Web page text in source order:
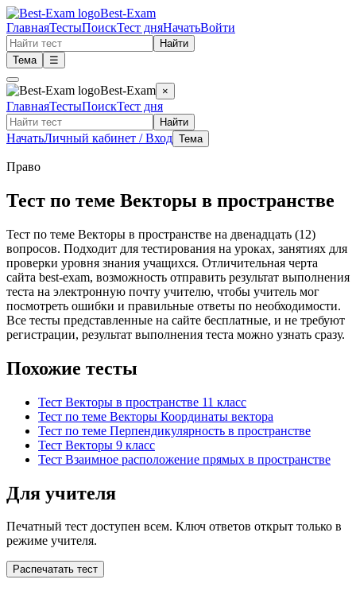
Best-Exam
ГлавнаяТестыПоискТест дняНачатьВойти
Найти
Тема
☰
Best-Exam ×
ГлавнаяТестыПоискТест дня
Найти
НачатьЛичный кабинет / Вход Тема
Право
Тест по теме Векторы в пространстве
Тест по теме Векторы в пространстве на двенадцать (12)
вопросов. Подходит для тестирования на уроках, занятиях для
проверки уровня знания учащихся. Отличительная черта
сайта best-exam, возможность отправить результат выполнения
теста на электронную почту учителю, чтобы учитель мог
посмотреть ошибки и правильные ответы по необходимости.
Все тесты представленные на сайте бесплатные, и не требуют
регистрации, результат выполнения теста можно узнать сразу.
Похожие тесты
Тест Векторы в пространстве 11 класс
Тест по теме Векторы Координаты вектора
Тест по теме Перпендикулярность в пространстве
Тест Векторы 9 класс
Тест Взаимное расположение прямых в пространстве
Для учителя
Печатный тест доступен всем. Ключ ответов открыт только в
режиме учителя.
Распечатать тест